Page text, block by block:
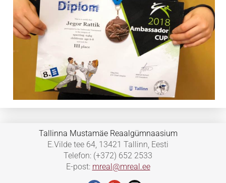
Tallinna Mustamäe Reaalgümnaasium
E.Vilde tee 64, 13421 Tallinn, Eesti
Telefon: (+372) 652 2533
E-post: mreal@mreal.ee